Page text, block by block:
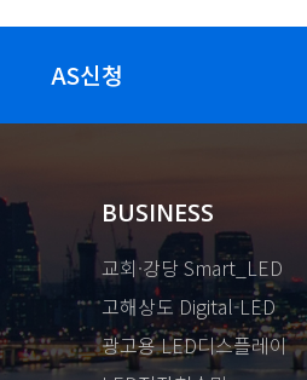
AS신청
BUSINESS
교회·강당 Smart_LED
고해상도 Digital-LED
광고용 LED디스플레이